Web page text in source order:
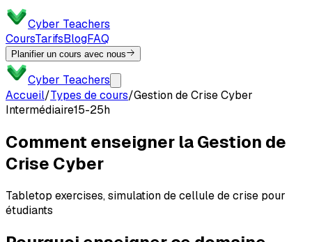
Cyber Teachers
CoursTarifsBlogFAQ
Planifier un cours avec nous
Cyber Teachers
Accueil/Types de cours/Gestion de Crise Cyber
Intermédiaire15-25h
Comment enseigner la Gestion de
Crise Cyber
Tabletop exercises, simulation de cellule de crise pour
étudiants